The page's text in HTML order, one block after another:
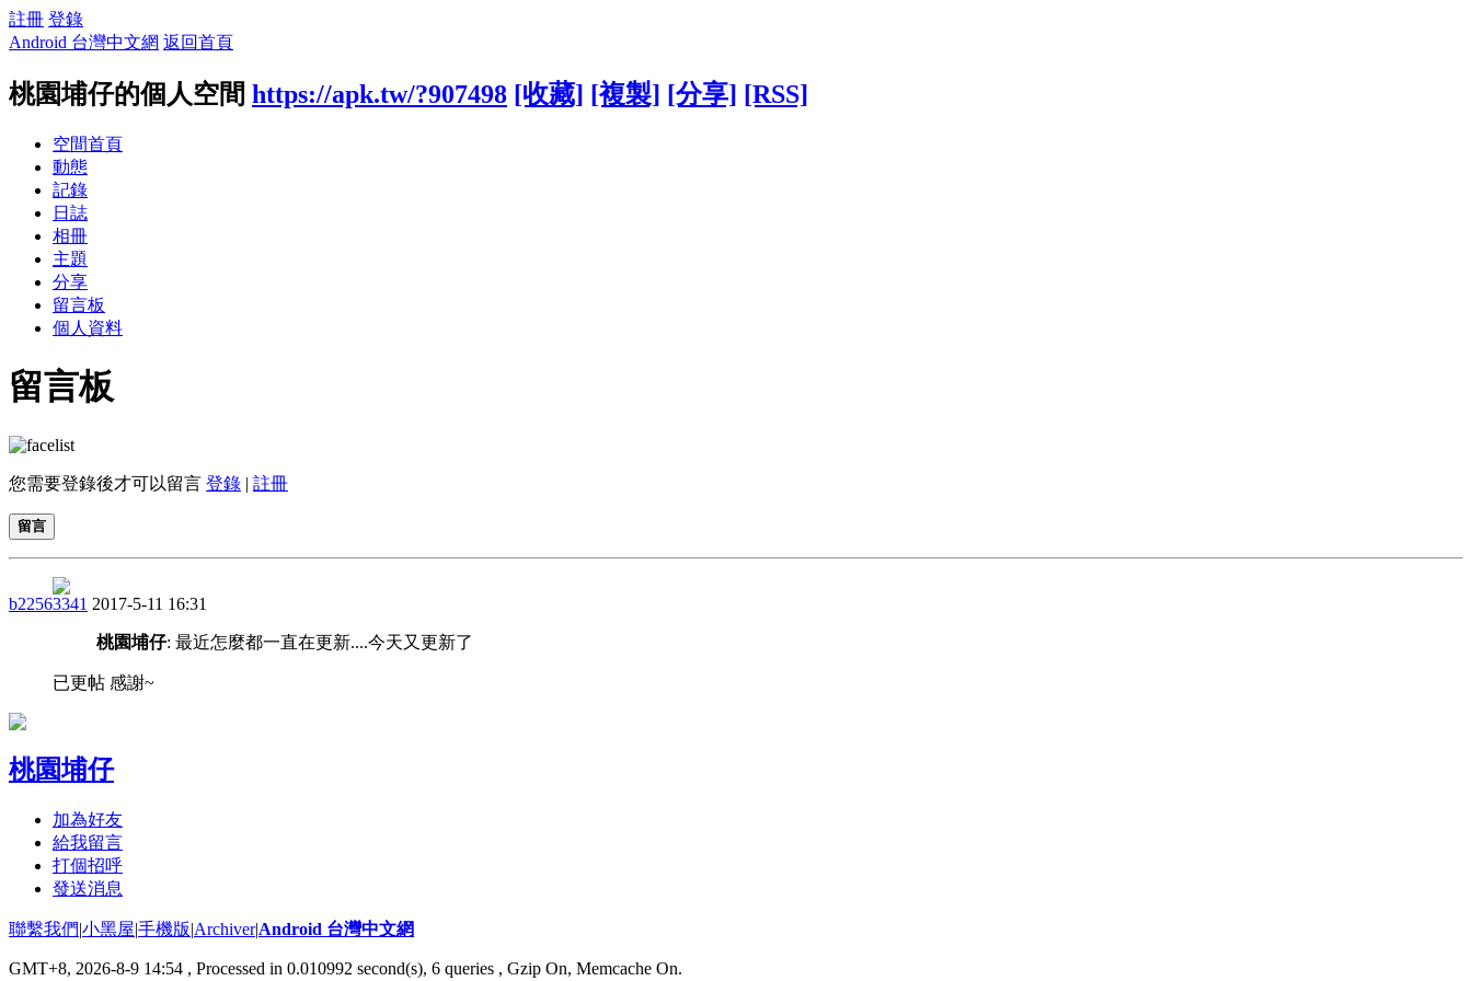
註冊 登錄
Android 台灣中文網 返回首頁
桃園埔仔的個人空間 https://apk.tw/?907498 [收藏] [複製] [分享] [RSS]
空間首頁
動態
記錄
日誌
相冊
主題
分享
留言板
個人資料
留言板
您需要登錄後才可以留言 登錄 | 註冊
留言
b22563341 2017-5-11 16:31
桃園埔仔: 最近怎麼都一直在更新....今天又更新了
已更帖 感謝~
桃園埔仔
加為好友
給我留言
打個招呼
發送消息
聯繫我們|小黑屋|手機版|Archiver|Android 台灣中文網
GMT+8, 2026-8-9 14:54 , Processed in 0.010992 second(s), 6 queries , Gzip On, Memcache On.